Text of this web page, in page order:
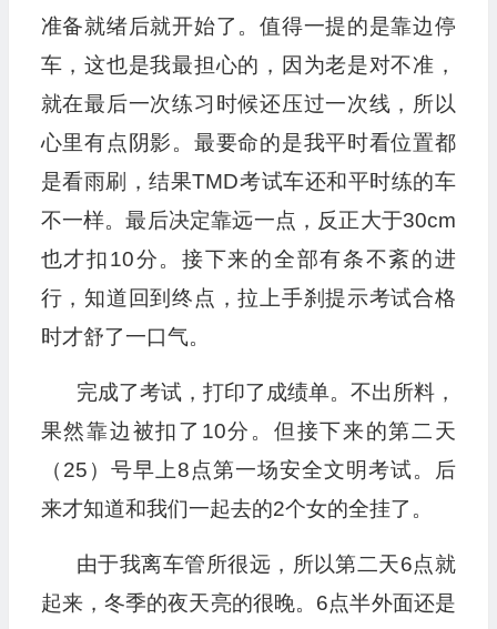
准备就绪后就开始了。值得一提的是靠边停
车，这也是我最担心的，因为老是对不准，
就在最后一次练习时候还压过一次线，所以
心里有点阴影。最要命的是我平时看位置都
是看雨刷，结果TMD考试车还和平时练的车
不一样。最后决定靠远一点，反正大于30cm
也才扣10分。接下来的全部有条不紊的进
行，知道回到终点，拉上手刹提示考试合格
时才舒了一口气。
完成了考试，打印了成绩单。不出所料，
果然靠边被扣了10分。但接下来的第二天
（25）号早上8点第一场安全文明考试。后
来才知道和我们一起去的2个女的全挂了。
由于我离车管所很远，所以第二天6点就
起来，冬季的夜天亮的很晚。6点半外面还是